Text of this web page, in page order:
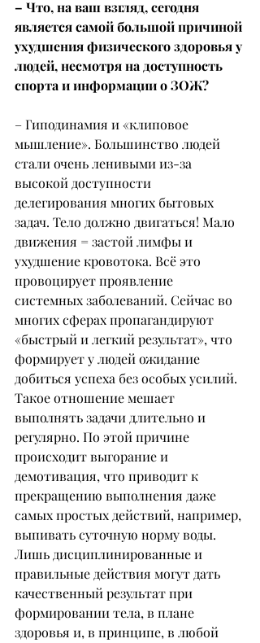
– Что, на ваш взгляд, сегодня
является самой большой причиной
ухудшения физического здоровья у
людей, несмотря на доступность
спорта и информации о ЗОЖ?
– Гиподинамия и «клиповое
мышление». Большинство людей
стали очень ленивыми из-за
высокой доступности
делегирования многих бытовых
задач. Тело должно двигаться! Мало
движения = застой лимфы и
ухудшение кровотока. Всё это
провоцирует проявление
системных заболеваний. Сейчас во
многих сферах пропагандируют
«быстрый и легкий результат», что
формирует у людей ожидание
добиться успеха без особых усилий.
Такое отношение мешает
выполнять задачи длительно и
регулярно. По этой причине
происходит выгорание и
демотивация, что приводит к
прекращению выполнения даже
самых простых действий, например,
выпивать суточную норму воды.
Лишь дисциплинированные и
правильные действия могут дать
качественный результат при
формировании тела, в плане
здоровья и, в принципе, в любой